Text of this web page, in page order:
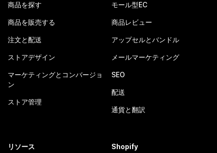
商品を探す
商品を販売する
注文と配送
ストアデザイン
マーケティングとコンバージョ
ン
ストア管理
モール型EC
商品レビュー
アップセルとバンドル
メールマーケティング
SEO
配送
通貨と翻訳
リソース Shopify